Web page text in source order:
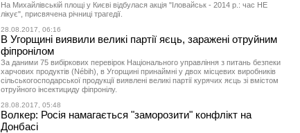
На Михайлівській площі у Києві відбулася акція "Іловайськ - 2014 р.: час НЕ
лікує", присвячена річниці трагедії.
28.08.2017, 06:16
В Угорщині виявили великі партії яєць, заражені отруйним
фіпронілом
За даними 75 вибіркових перевірок Національного управління з питань безпеки
харчових продуктів (Nébih), в Угорщині принаймні у двох місцевих виробників
сільськогосподарської продукції виявлені великі партії курячих яєць зі вмістом
отруйного інсектициду фіпронілу.
28.08.2017, 05:48
Волкер: Росія намагається "заморозити" конфлікт на
Донбасі